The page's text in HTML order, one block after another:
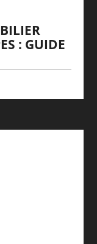
: GUIDE